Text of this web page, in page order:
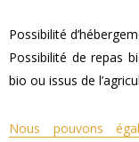
Possibilité
Possibilité de repas
bio ou issus de
Nous pouvons